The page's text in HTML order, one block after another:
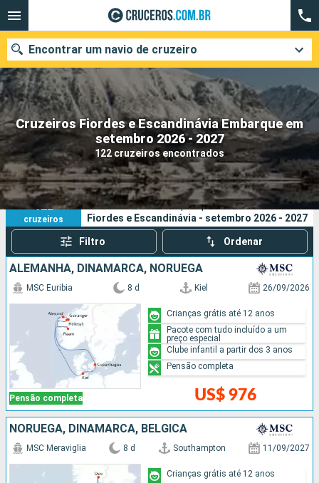
Cruzeiros Fiordes e Escandinávia Embarque em
setembro 2026 - 2027
122 cruzeiros encontrados
Encontrar um navio de cruzeiro
Quando ir?
Data de partida
Cidades Companhias
Pesquisar
122
cruzeiros
Os seus critérios de pesquisa:
Fiordes e Escandinávia - setembro 2026 - 2027
Filtro Ordenar
ALEMANHA, DINAMARCA, NORUEGA
Pensão completa
MSC Euribia 8 d Kiel 26/09/2026
US$ 976
Crianças grátis até 12 anos
Pacote com tudo incluído a um
preço especial
Clube infantil a partir dos 3 anos
Pensão completa
NORUEGA, DINAMARCA, BÉLGICA
MSC Meraviglia 8 d Southampton 11/09/2027
Crianças grátis até 12 anos